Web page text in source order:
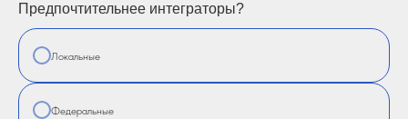
Предпочтительнее интеграторы?
Локальные
Федеральные